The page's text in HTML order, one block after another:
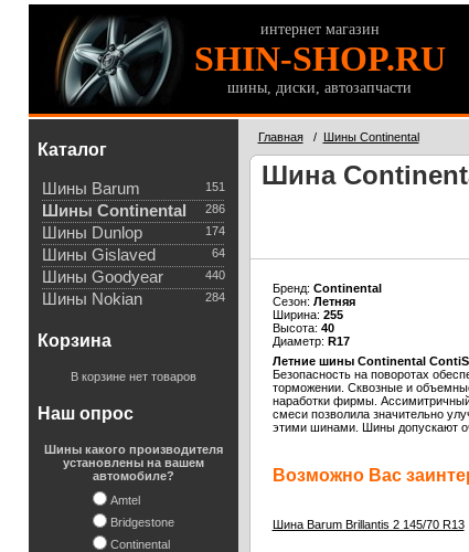
интернет магазин
SHIN-SHOP.RU
шины, диски, автозапчасти
Каталог
151
Шины Barum
286
Шины Continental
174
Шины Dunlop
64
Шины Gislaved
440
Шины Goodyear
284
Шины Nokian
Корзина
В корзине нет товаров
Наш опрос
Шины какого производителя
установлены на вашем
автомобиле?
Amtel
Bridgestone
Continental
Главная/ Шины Continental
Шина
Бренд: Continental
Сезон: Летняя
Ширина: 255
Высота: 40
Диаметр: R17
Летние шины Continental
Безопасность на поворотах
торможении. Сквозные и
наработки фирмы.
смеси позволила значительно
этими шинами. Шины допускают
Возможно Вас
Шина Barum Brillantis 2 145/70 R13